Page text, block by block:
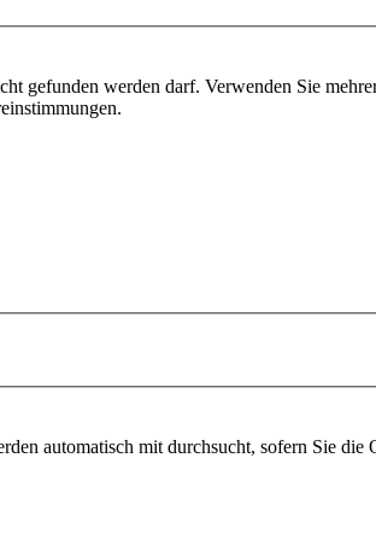
gefunden werden darf. Verwenden Sie
automatisch mit durchsucht, sofern Sie